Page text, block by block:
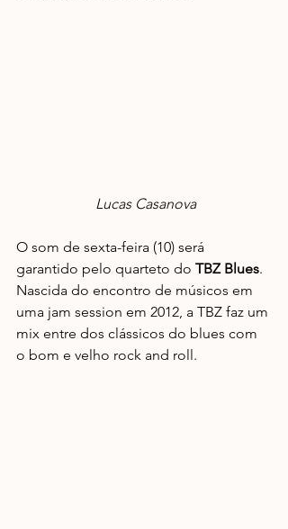
Lucas Casanova
O som de sexta-feira (10) será
garantido pelo quarteto do TBZ Blues.
Nascida do encontro de músicos em
uma jam session em 2012, a TBZ faz um
mix entre dos clássicos do blues com
o bom e velho rock and roll.